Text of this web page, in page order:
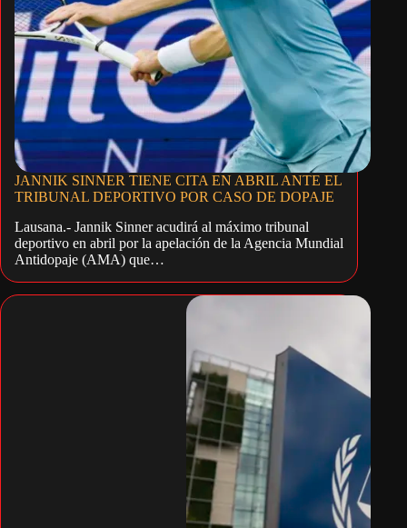
JANNIK SINNER TIENE CITA EN ABRIL ANTE EL
TRIBUNAL DEPORTIVO POR CASO DE DOPAJE
Lausana.- Jannik Sinner acudirá al máximo tribunal
deportivo en abril por la apelación de la Agencia Mundial
Antidopaje (AMA) que…